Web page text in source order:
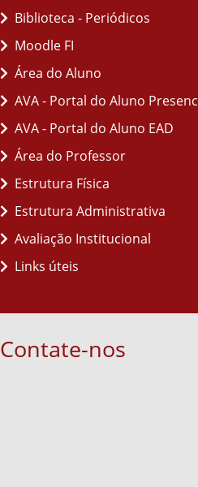
Biblioteca - Periódicos
Moodle FI
Área do Aluno
AVA - Portal do Aluno
AVA - Portal do Aluno EAD
Área do Professor
Estrutura Física
Estrutura Administrativa
Avaliação Institucional
Links úteis
Contate-nos